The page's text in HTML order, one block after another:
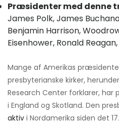
Præsidenter med denne
James Polk, James
Benjamin Harrison,
Eisenhower, Ronald
Mange af Amerikas
presbyterianske kirker,
Research Center forklarer, har
i England og Skotland. Den
aktiv i Nordamerika siden det